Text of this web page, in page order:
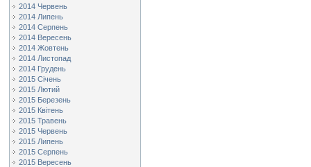
2014 Червень
2014 Липень
2014 Серпень
2014 Вересень
2014 Жовтень
2014 Листопад
2014 Грудень
2015 Січень
2015 Лютий
2015 Березень
2015 Квітень
2015 Травень
2015 Червень
2015 Липень
2015 Серпень
2015 Вересень